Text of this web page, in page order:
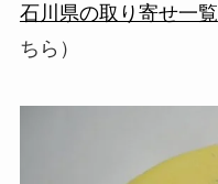
石川県の取り寄せ一覧
ちら）